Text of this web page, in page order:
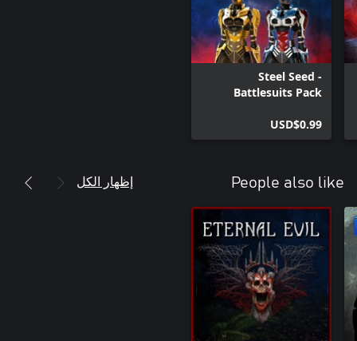
Steel Seed -
Battlesuits Pack
USD$0.99
People also like إظهار الكل